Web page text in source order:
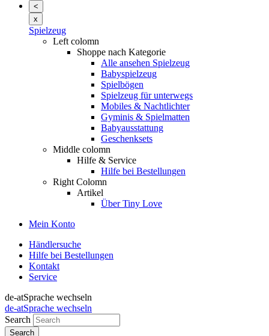
<
x
Spielzeug
Left colomn
Shoppe nach Kategorie
Alle ansehen Spielzeug
Babyspielzeug
Spielbögen
Spielzeug für unterwegs
Mobiles & Nachtlichter
Gyminis & Spielmatten
Babyausstattung
Geschenksets
Middle colomn
Hilfe & Service
Hilfe bei Bestellungen
Right Colomn
Artikel
Über Tiny Love
Mein Konto
Händlersuche
Hilfe bei Bestellungen
Kontakt
Service
de-atSprache wechseln
de-atSprache wechseln
Search